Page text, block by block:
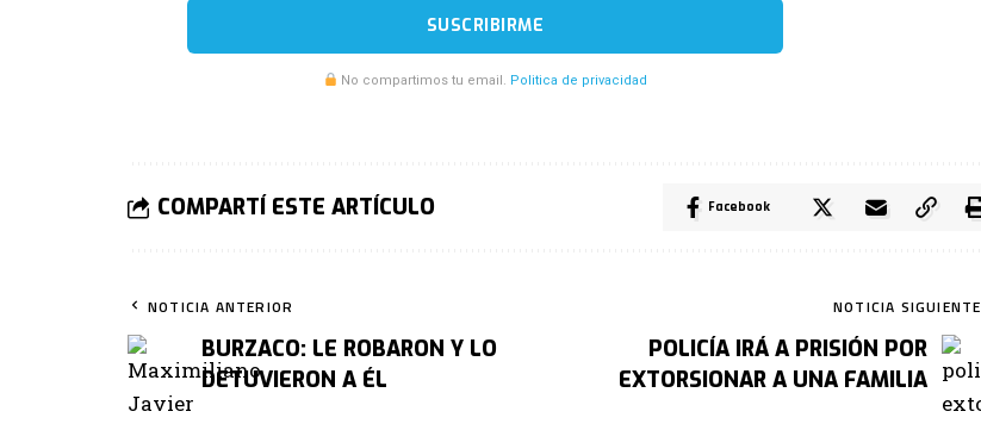
SUSCRIBIRME
No compartimos tu email. Politica de privacidad
COMPARTÍ ESTE ARTÍCULO Facebook
NOTICIA ANTERIOR
BURZACO: LE ROBARON Y LO
DETUVIERON A ÉL
NOTICIA SIGUIENTE
POLICÍA IRÁ A PRISIÓN POR
EXTORSIONAR A UNA FAMILIA